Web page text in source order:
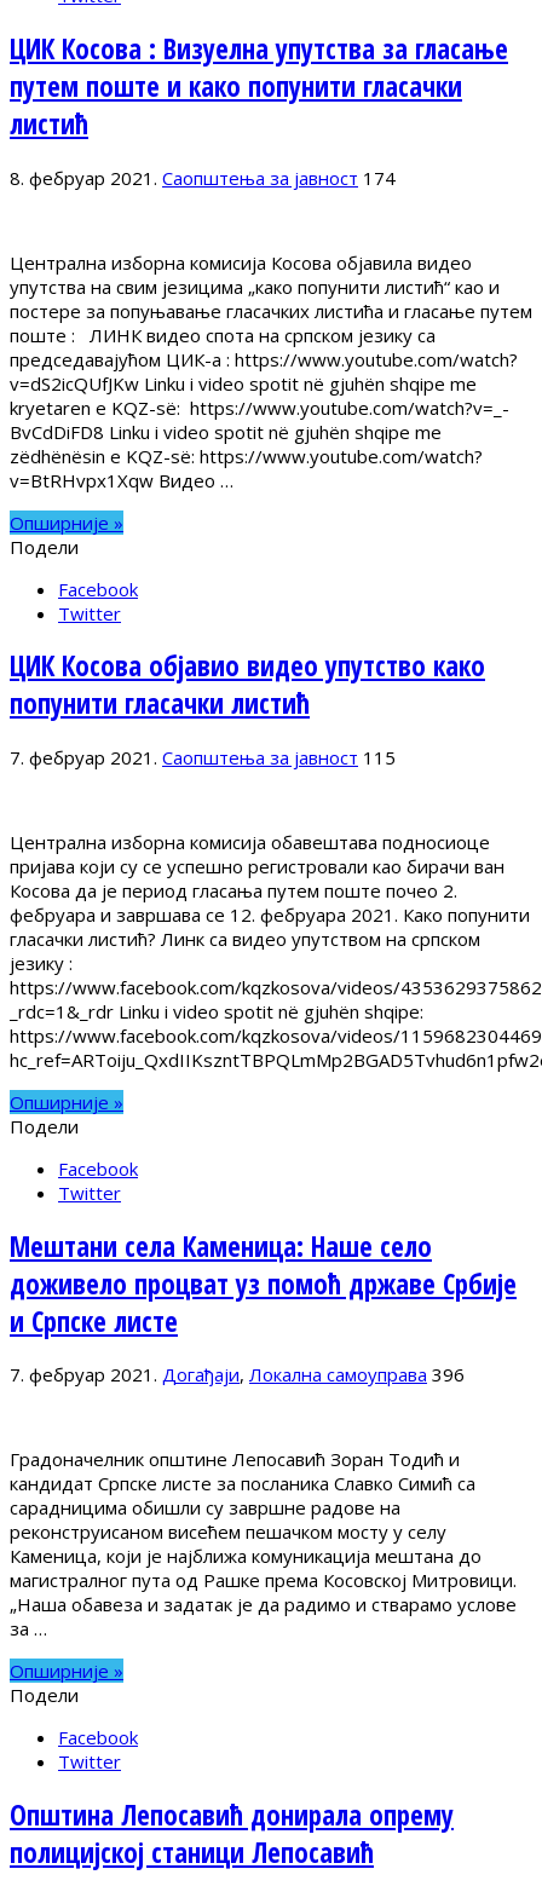
ЦИК Косова : Визуелна упутства за гласање
путем поште и како попунити гласачки
листић
8. фебруар 2021. Саопштења за јавност 174
Централна изборна комисија Косова објавила видео
упутства на свим језицима „како попунити листић“ као и
постере за попуњавање гласачких листића и гласање путем
поште : ЛИНК видео спота на српском језику са
председавајућом ЦИК-а : https://www.youtube.com/watch?
v=dS2icQUfJKw Linku i video spotit në gjuhën shqipe me
kryetaren e KQZ-së: https://www.youtube.com/watch?v=_-
BvCdDiFD8 Linku i video spotit në gjuhën shqipe me
zëdhënësin e KQZ-së: https://www.youtube.com/watch?
v=BtRHvpx1Xqw Видео …
Опширније »
Подели
Facebook
Twitter
ЦИК Косова објавио видео упутство како
попунити гласачки листић
7. фебруар 2021. Саопштења за јавност 115
Централна изборна комисија обавештава подносиоце
пријава који су се успешно регистровали као бирачи ван
Косова да је период гласања путем поште почео 2.
фебруара и завршава се 12. фебруара 2021. Како попунити
гласачки листић? Линк са видео упутством на српском
језику :
https://www.facebook.com/kqzkosova/videos/
_rdc=1&_rdr Linku i video spotit në gjuhën shqipe:
https://www.facebook.com/kqzkosova/videos/
Опширније »
Подели
Facebook
Twitter
Мештани села Каменица: Наше село
доживело процват уз помоћ државе Србије
и Српске листе
7. фебруар 2021. Догађаји, Локална самоуправа 396
Градоначелник општине Лепосавић Зоран Тодић и
кандидат Српске листе за посланика Славко Симић са
сарадницима обишли су завршне радове на
реконструисаном висећем пешачком мосту у селу
Каменица, који је најближа комуникација мештана до
магистралног пута од Рашке према Косовској Митровици.
„Наша обавеза и задатак је да радимо и стварамо услове
за …
Опширније »
Подели
Facebook
Twitter
Општина Лепосавић донирала опрему
полицијској станици Лепосавић